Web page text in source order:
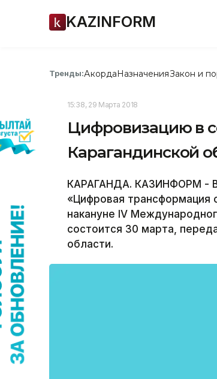
KAZINFORM
Тренды:АкордаНазначенияЗакон и
15:38, 29 Марта 2018
Цифровизацию в
Карагандинской
КАРАГАНДА. КАЗИНФОРМ - В
«Цифровая трансформация
накануне IV
состоится 30 марта,
области.